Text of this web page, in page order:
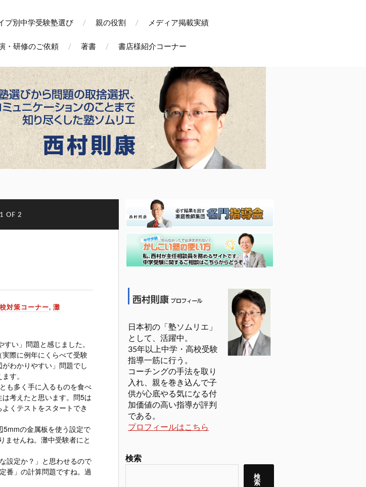
プ別中学受験塾選び 親の役割 メディア掲載実績
・研修のご依頼 著書 書店様紹介コーナー
OF 2
対策コーナー,灘
い」問題と感じました。
実際に例年にくらべて受験
わかりやすい」問題でし
す。
も多く手に入るものを食べ
考えたと思います。問5は
くテストをスタートでき
5mmの金属板を使う設定で
ませんね。灘中受験者にと
設定か？」と思わせるので
番」の計算問題ですね。過
日本初の「塾ソムリエ」
として、活躍中。
35年以上中学・高校受験
指導一筋に行う。
コーチングの手法を取り
入れ、親を巻き込んで子
供が心底やる気になる付
加価値の高い指導が評判
である。
プロフィールはこちら
検索
検
索